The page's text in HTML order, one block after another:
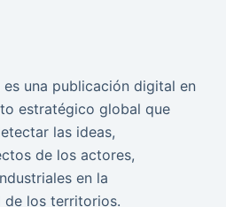
es una publicación digital en
estratégico global que
las ideas,
de los actores,
en la
los territorios.